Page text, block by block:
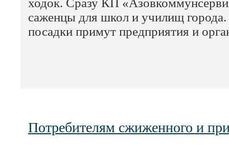
ходок. Сразу КП
саженцы для школ и училищ
посадки примут предприятия и
Потребителям сжиженного и